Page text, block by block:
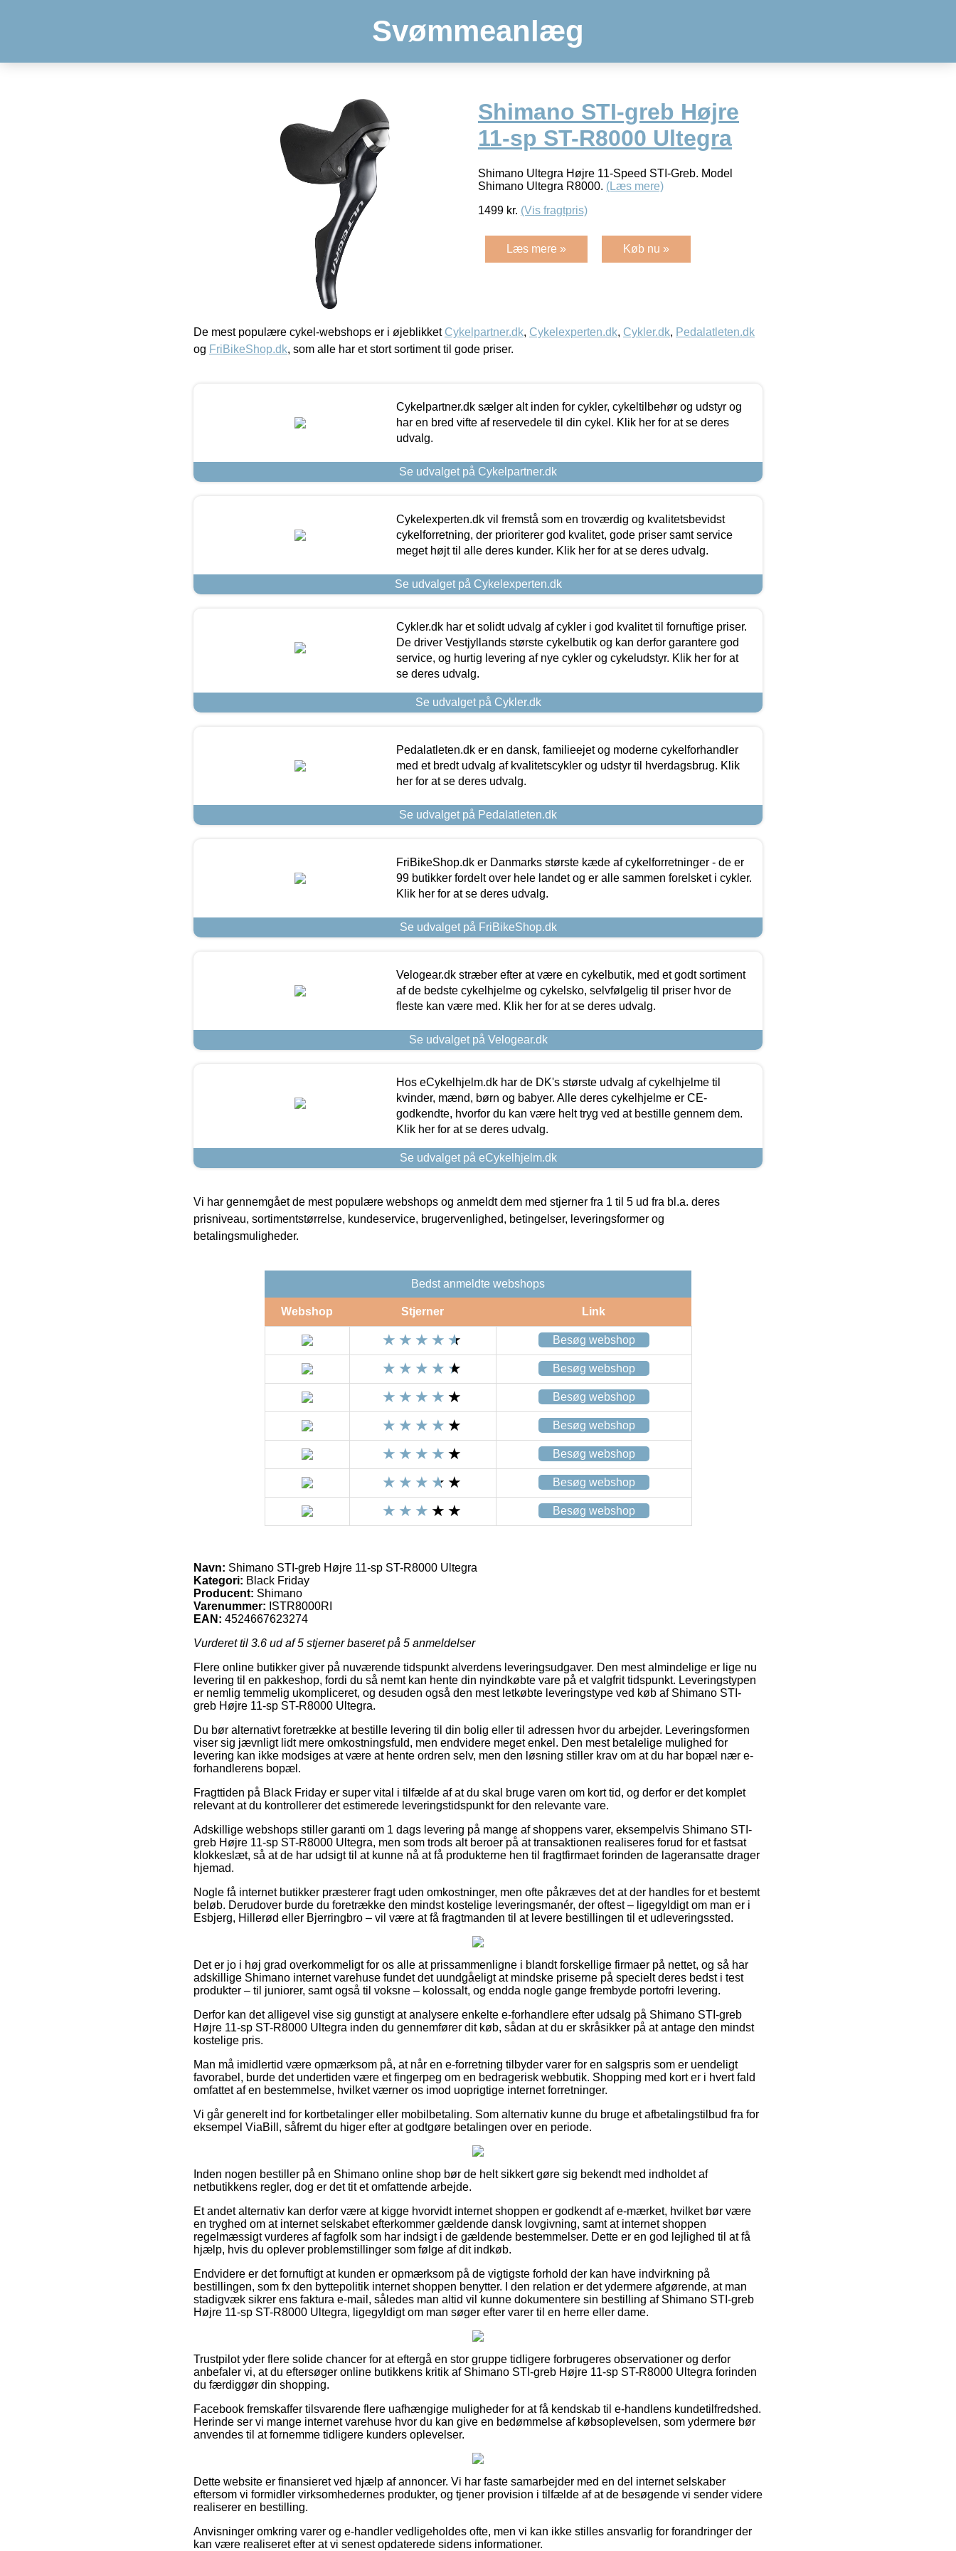
Svømmeanlæg
Shimano STI-greb Højre
11-sp ST-R8000 Ultegra
Shimano Ultegra Højre 11-Speed STI-Greb. Model
Shimano Ultegra R8000. (Læs mere)
1499 kr. (Vis fragtpris)
Læs mere » Køb nu »
De mest populære cykel-webshops er i øjeblikket Cykelpartner.dk, Cykelexperten.dk, Cykler.dk, Pedalatleten.dk
og FriBikeShop.dk, som alle har et stort sortiment til gode priser.
Cykelpartner.dk sælger alt inden for cykler, cykeltilbehør og udstyr og
har en bred vifte af reservedele til din cykel. Klik her for at se deres
udvalg.
Se udvalget på Cykelpartner.dk
Cykelexperten.dk vil fremstå som en troværdig og kvalitetsbevidst
cykelforretning, der prioriterer god kvalitet, gode priser samt service
meget højt til alle deres kunder. Klik her for at se deres udvalg.
Se udvalget på Cykelexperten.dk
Cykler.dk har et solidt udvalg af cykler i god kvalitet til fornuftige priser.
De driver Vestjyllands største cykelbutik og kan derfor garantere god
service, og hurtig levering af nye cykler og cykeludstyr. Klik her for at
se deres udvalg.
Se udvalget på Cykler.dk
Pedalatleten.dk er en dansk, familieejet og moderne cykelforhandler
med et bredt udvalg af kvalitetscykler og udstyr til hverdagsbrug. Klik
her for at se deres udvalg.
Se udvalget på Pedalatleten.dk
FriBikeShop.dk er Danmarks største kæde af cykelforretninger - de er
99 butikker fordelt over hele landet og er alle sammen forelsket i cykler.
Klik her for at se deres udvalg.
Se udvalget på FriBikeShop.dk
Velogear.dk stræber efter at være en cykelbutik, med et godt sortiment
af de bedste cykelhjelme og cykelsko, selvfølgelig til priser hvor de
fleste kan være med. Klik her for at se deres udvalg.
Se udvalget på Velogear.dk
Hos eCykelhjelm.dk har de DK's største udvalg af cykelhjelme til
kvinder, mænd, børn og babyer. Alle deres cykelhjelme er CE-
godkendte, hvorfor du kan være helt tryg ved at bestille gennem dem.
Klik her for at se deres udvalg.
Se udvalget på eCykelhjelm.dk
Vi har gennemgået de mest populære webshops og anmeldt dem med stjerner fra 1 til 5 ud fra bl.a. deres
prisniveau, sortimentstørrelse, kundeservice, brugervenlighed, betingelser, leveringsformer og
betalingsmuligheder.
Bedst anmeldte webshops
Webshop Stjerner Link
Besøg webshop
Besøg webshop
Besøg webshop
Besøg webshop
Besøg webshop
Besøg webshop
Besøg webshop
Navn: Shimano STI-greb Højre 11-sp ST-R8000 Ultegra
Kategori: Black Friday
Producent: Shimano
Varenummer: ISTR8000RI
EAN: 4524667623274
Vurderet til 3.6 ud af 5 stjerner baseret på 5 anmeldelser
Flere online butikker giver på nuværende tidspunkt alverdens leveringsudgaver. Den mest almindelige er lige nu
levering til en pakkeshop, fordi du så nemt kan hente din nyindkøbte vare på et valgfrit tidspunkt. Leveringstypen
er nemlig temmelig ukompliceret, og desuden også den mest letkøbte leveringstype ved køb af Shimano STI-
greb Højre 11-sp ST-R8000 Ultegra.
Du bør alternativt foretrække at bestille levering til din bolig eller til adressen hvor du arbejder. Leveringsformen
viser sig jævnligt lidt mere omkostningsfuld, men endvidere meget enkel. Den mest betalelige mulighed for
levering kan ikke modsiges at være at hente ordren selv, men den løsning stiller krav om at du har bopæl nær e-
forhandlerens bopæl.
Fragttiden på Black Friday er super vital i tilfælde af at du skal bruge varen om kort tid, og derfor er det komplet
relevant at du kontrollerer det estimerede leveringstidspunkt for den relevante vare.
Adskillige webshops stiller garanti om 1 dags levering på mange af shoppens varer, eksempelvis Shimano STI-
greb Højre 11-sp ST-R8000 Ultegra, men som trods alt beroer på at transaktionen realiseres forud for et fastsat
klokkeslæt, så at de har udsigt til at kunne nå at få produkterne hen til fragtfirmaet forinden de lageransatte drager
hjemad.
Nogle få internet butikker præsterer fragt uden omkostninger, men ofte påkræves det at der handles for et bestemt
beløb. Derudover burde du foretrække den mindst kostelige leveringsmanér, der oftest – ligegyldigt om man er i
Esbjerg, Hillerød eller Bjerringbro – vil være at få fragtmanden til at levere bestillingen til et udleveringssted.
Det er jo i høj grad overkommeligt for os alle at prissammenligne i blandt forskellige firmaer på nettet, og så har
adskillige Shimano internet varehuse fundet det uundgåeligt at mindske priserne på specielt deres bedst i test
produkter – til juniorer, samt også til voksne – kolossalt, og endda nogle gange frembyde portofri levering.
Derfor kan det alligevel vise sig gunstigt at analysere enkelte e-forhandlere efter udsalg på Shimano STI-greb
Højre 11-sp ST-R8000 Ultegra inden du gennemfører dit køb, sådan at du er skråsikker på at antage den mindst
kostelige pris.
Man må imidlertid være opmærksom på, at når en e-forretning tilbyder varer for en salgspris som er uendeligt
favorabel, burde det undertiden være et fingerpeg om en bedragerisk webbutik. Shopping med kort er i hvert fald
omfattet af en bestemmelse, hvilket værner os imod uoprigtige internet forretninger.
Vi går generelt ind for kortbetalinger eller mobilbetaling. Som alternativ kunne du bruge et afbetalingstilbud fra for
eksempel ViaBill, såfremt du higer efter at godtgøre betalingen over en periode.
Inden nogen bestiller på en Shimano online shop bør de helt sikkert gøre sig bekendt med indholdet af
netbutikkens regler, dog er det tit et omfattende arbejde.
Et andet alternativ kan derfor være at kigge hvorvidt internet shoppen er godkendt af e-mærket, hvilket bør være
en tryghed om at internet selskabet efterkommer gældende dansk lovgivning, samt at internet shoppen
regelmæssigt vurderes af fagfolk som har indsigt i de gældende bestemmelser. Dette er en god lejlighed til at få
hjælp, hvis du oplever problemstillinger som følge af dit indkøb.
Endvidere er det fornuftigt at kunden er opmærksom på de vigtigste forhold der kan have indvirkning på
bestillingen, som fx den byttepolitik internet shoppen benytter. I den relation er det ydermere afgørende, at man
stadigvæk sikrer ens faktura e-mail, således man altid vil kunne dokumentere sin bestilling af Shimano STI-greb
Højre 11-sp ST-R8000 Ultegra, ligegyldigt om man søger efter varer til en herre eller dame.
Trustpilot yder flere solide chancer for at eftergå en stor gruppe tidligere forbrugeres observationer og derfor
anbefaler vi, at du eftersøger online butikkens kritik af Shimano STI-greb Højre 11-sp ST-R8000 Ultegra forinden
du færdiggør din shopping.
Facebook fremskaffer tilsvarende flere uafhængige muligheder for at få kendskab til e-handlens kundetilfredshed.
Herinde ser vi mange internet varehuse hvor du kan give en bedømmelse af købsoplevelsen, som ydermere bør
anvendes til at fornemme tidligere kunders oplevelser.
Dette website er finansieret ved hjælp af annoncer. Vi har faste samarbejder med en del internet selskaber
eftersom vi formidler virksomhedernes produkter, og tjener provision i tilfælde af at de besøgende vi sender videre
realiserer en bestilling.
Anvisninger omkring varer og e-handler vedligeholdes ofte, men vi kan ikke stilles ansvarlig for forandringer der
kan være realiseret efter at vi senest opdaterede sidens informationer.